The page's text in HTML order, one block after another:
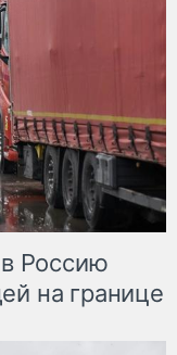
в Россию
на границе